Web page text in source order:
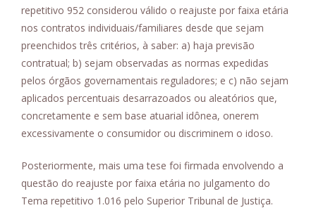
repetitivo 952 considerou válido o reajuste por faixa etária
nos contratos individuais/familiares desde que sejam
preenchidos três critérios, à saber: a) haja previsão
contratual; b) sejam observadas as normas expedidas
pelos órgãos governamentais reguladores; e c) não sejam
aplicados percentuais desarrazoados ou aleatórios que,
concretamente e sem base atuarial idônea, onerem
excessivamente o consumidor ou discriminem o idoso.
Posteriormente, mais uma tese foi firmada envolvendo a
questão do reajuste por faixa etária no julgamento do
Tema repetitivo 1.016 pelo Superior Tribunal de Justiça.